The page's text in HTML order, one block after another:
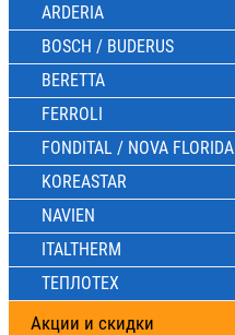
ARDERIA
BOSCH / BUDERUS
BERETTA
FERROLI
FONDITAL / NOVA FLORIDA
KOREASTAR
NAVIEN
ITALTHERM
ТЕПЛОТЕХ
Акции и скидки